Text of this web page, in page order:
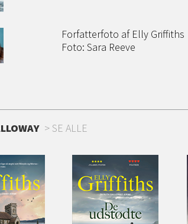
Forfatterfoto af Elly Griffiths
Foto: Sara Reeve
SE ALLE